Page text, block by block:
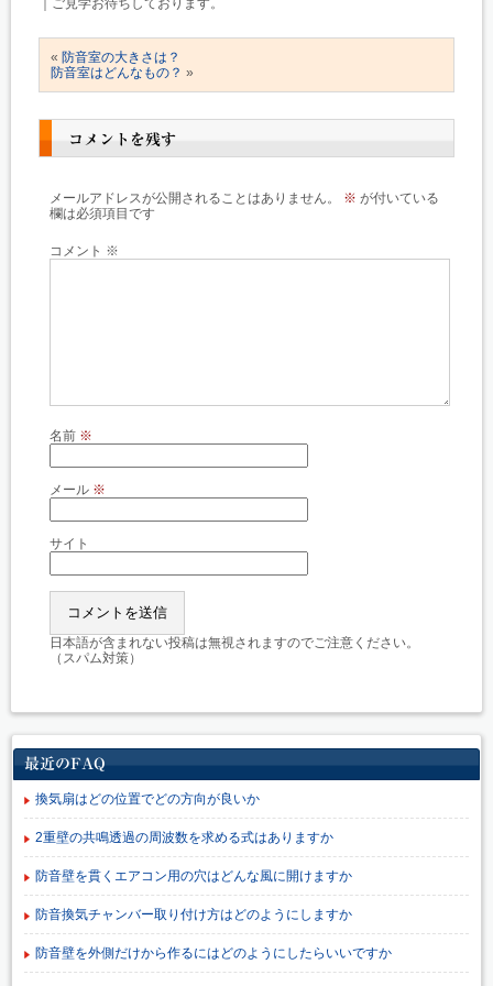
« 防音室の大きさは？
防音室はどんなもの？ »
コメントを残す
メールアドレスが公開されることはありません。 ※ が付いている
欄は必須項目です
コメント ※
名前 ※
メール ※
サイト
日本語が含まれない投稿は無視されますのでご注意ください。
（スパム対策）
最近のFAQ
換気扇はどの位置でどの方向が良いか
2重壁の共鳴透過の周波数を求める式はありますか
防音壁を貫くエアコン用の穴はどんな風に開けますか
防音換気チャンバー取り付け方はどのようにしますか
防音壁を外側だけから作るにはどのようにしたらいいですか